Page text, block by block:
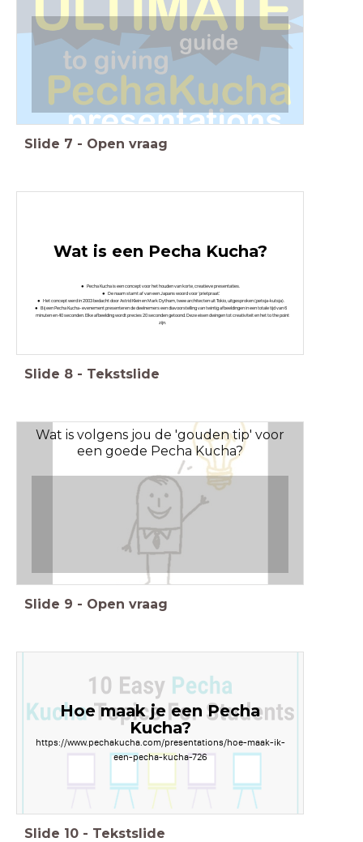
Slide 7 - Open vraag
Wat is een Pecha Kucha?
Pecha Kucha is een concept voor het houden van korte, creatieve presentaties.
De naam stamt af van een Japans woord voor 'prietpraat'.
Het concept werd in 2003 bedacht door Astrid Klein en Mark Dytham, twee architecten uit Tokio, uitgesproken (petsja-kutsja).
Bij een Pecha Kucha- evenement presenteren de deelnemers een diavoorstelling van twintig afbeeldingen in een totale tijd van 6
minuten en 40 seconden. Elke afbeelding wordt precies 20 seconden getoond. Deze eisen dwingen tot creativiteit en het to the point
zijn.
Slide 8 - Tekstslide
Wat is volgens jou de 'gouden tip' voor
een goede Pecha Kucha?
Slide 9 - Open vraag
Hoe maak je een Pecha
Kucha?
https://www.pechakucha.com/presentations/hoe-maak-ik-
een-pecha-kucha-726
Slide 10 - Tekstslide